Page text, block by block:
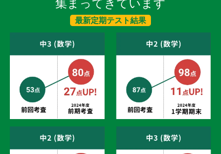
集まってきています
最新定期テスト結果